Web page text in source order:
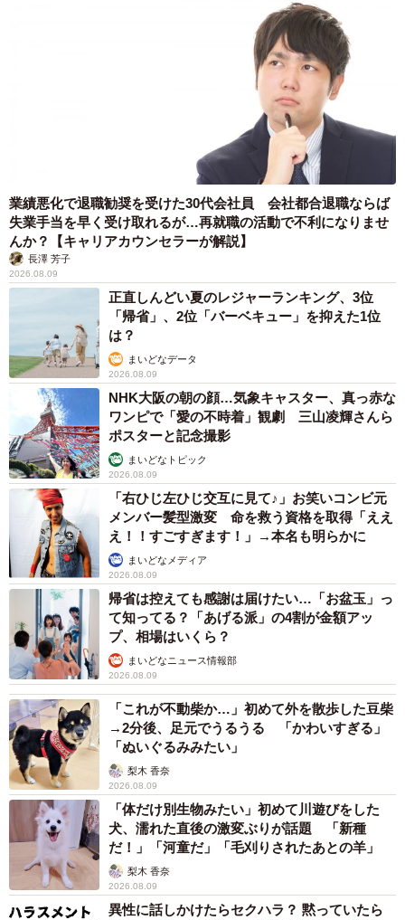
業績悪化で退職勧奨を受けた30代会社員 会社都合退職ならば
失業手当を早く受け取れるが…再就職の活動で不利になりませ
んか？【キャリアカウンセラーが解説】
長澤 芳子
2026.08.09
正直しんどい夏のレジャーランキング、3位
「帰省」、2位「バーベキュー」を抑えた1位
は？
まいどなデータ
2026.08.09
NHK大阪の朝の顔…気象キャスター、真っ赤な
ワンピで「愛の不時着」観劇 三山凌輝さんら
ポスターと記念撮影
まいどなトピック
2026.08.09
「右ひじ左ひじ交互に見て♪」お笑いコンビ元
メンバー髪型激変 命を救う資格を取得「ええ
え！！すごすぎます！」→本名も明らかに
まいどなメディア
2026.08.09
帰省は控えても感謝は届けたい…「お盆玉」っ
て知ってる？「あげる派」の4割が金額アッ
プ、相場はいくら？
まいどなニュース情報部
2026.08.09
「これが不動柴か…」初めて外を散歩した豆柴
→2分後、足元でうるうる 「かわいすぎる」
「ぬいぐるみみたい」
梨木 香奈
2026.08.09
「体だけ別生物みたい」初めて川遊びをした
犬、濡れた直後の激変ぶりが話題 「新種
だ！」「河童だ」「毛刈りされたあとの羊」
梨木 香奈
2026.08.09
異性に話しかけたらセクハラ？ 黙っていたら